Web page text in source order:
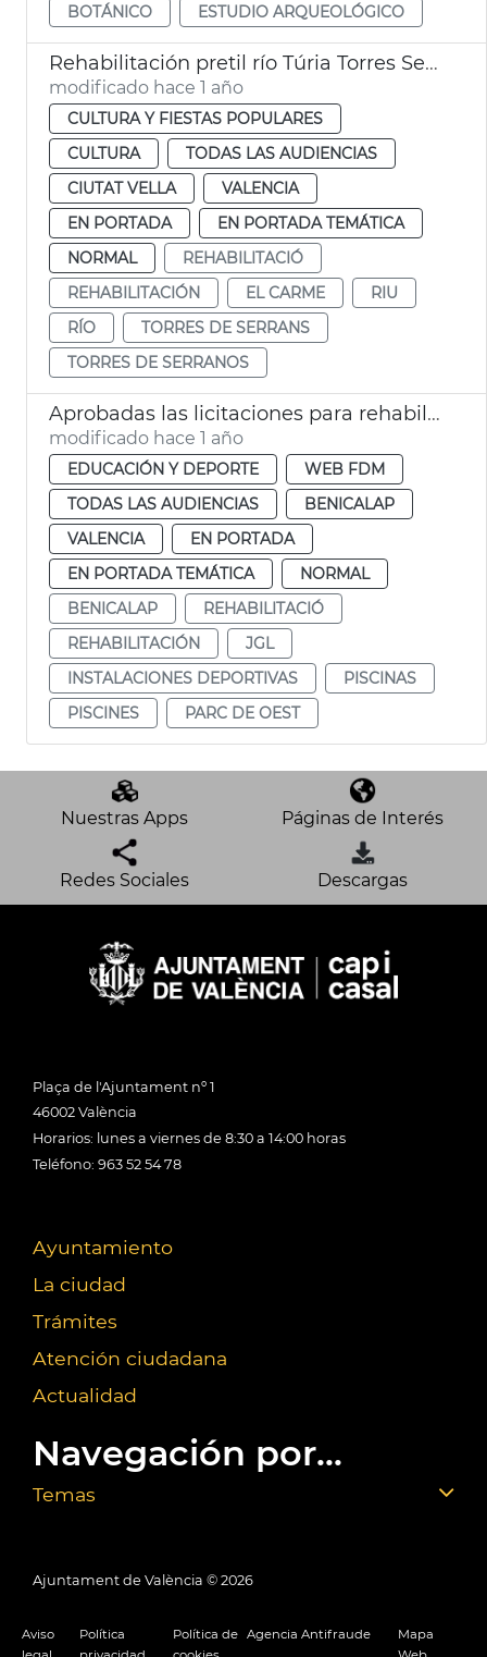
BOTÁNICO
ESTUDIO ARQUEOLÓGICO
Rehabilitación pretil río Túria Torres Serranos València
modificado hace 1 año
CULTURA Y FIESTAS POPULARES
CULTURA
TODAS LAS AUDIENCIAS
CIUTAT VELLA
VALENCIA
EN PORTADA
EN PORTADA TEMÁTICA
NORMAL
REHABILITACIÓ
REHABILITACIÓN
EL CARME
RIU
RÍO
TORRES DE SERRANS
TORRES DE SERRANOS
Aprobadas las licitaciones para rehabilitar las piscinas de Benicalap y del Parc de l'Oest
modificado hace 1 año
EDUCACIÓN Y DEPORTE
WEB FDM
TODAS LAS AUDIENCIAS
BENICALAP
VALENCIA
EN PORTADA
EN PORTADA TEMÁTICA
NORMAL
BENICALAP
REHABILITACIÓ
REHABILITACIÓN
JGL
INSTALACIONES DEPORTIVAS
PISCINAS
PISCINES
PARC DE OEST
Nuestras Apps Páginas de Interés
Redes Sociales Descargas
Plaça de l'Ajuntament nº 1
46002 València
Horarios: lunes a viernes de 8:30 a 14:00 horas
Teléfono: 963 52 54 78
Ayuntamiento
La ciudad
Trámites
Atención ciudadana
Actualidad
Navegación por...
Temas
Ajuntament de València © 2026
Aviso
Política
Política de Agencia Antifraude
Mapa